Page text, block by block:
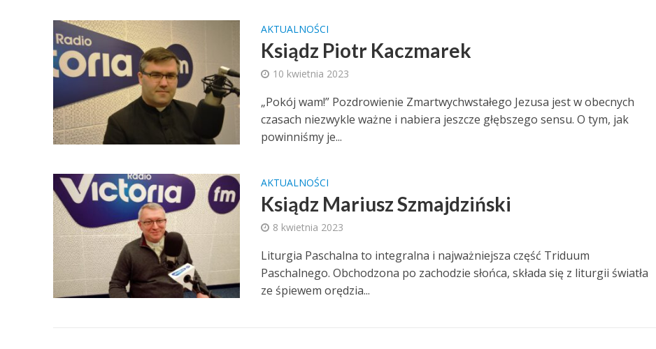
AKTUALNOŚCI
Ksiądz Piotr Kaczmarek
10 kwietnia 2023
„Pokój wam!” Pozdrowienie Zmartwychwstałego Jezusa jest w obecnych
czasach niezwykle ważne i nabiera jeszcze głębszego sensu. O tym, jak
powinniśmy je...
AKTUALNOŚCI
Ksiądz Mariusz Szmajdziński
8 kwietnia 2023
Liturgia Paschalna to integralna i najważniejsza część Triduum
Paschalnego. Obchodzona po zachodzie słońca, składa się z liturgii światła
ze śpiewem orędzia...